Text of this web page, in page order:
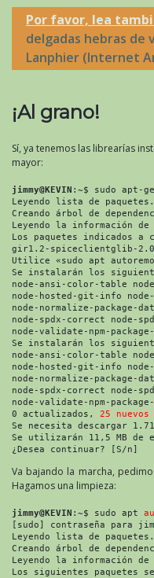
Por favor, lea
delgadas hebras de
Lanphier (Internet
¡Al grano!
Sí, ya tenemos las librearías
mayor:
jimmy@KEVIN :~$ sudo
Leyendo lista de
Creando árbol de
Leyendo la información
Los paquetes indicados
gir1.2-spiceclientglib-
Utilice «sudo apt
Se instalarán los
node-ansi-color-table
node-hosted-git-info
node-normalize-package-
node-spdx-correct node-
node-validate-npm-
Se instalarán los
node-ansi-color-table
node-hosted-git-info
node-normalize-package-
node-spdx-correct node-
node-validate-npm-
0 actualizados, 25
Se necesita descargar
Se utilizarán 11,5 MB de
¿Desea continuar? [S/n]
Va bajando la marcha,
Hagamos una limpieza:
jimmy@KEVIN :~$ sudo apt
[sudo] contraseña para
Leyendo lista de
Creando árbol de
Leyendo la información
Los siguientes paquetes se